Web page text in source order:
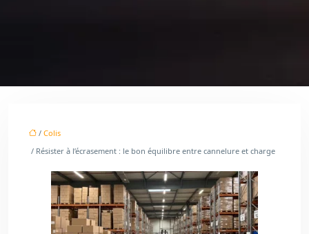
/ Colis
/ Résister à l’écrasement : le bon équilibre entre cannelure et charge